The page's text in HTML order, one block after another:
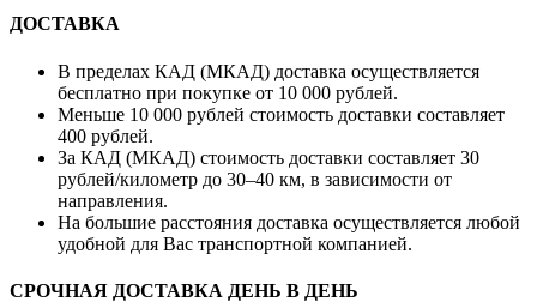
ДОСТАВКА
В пределах КАД (МКАД) доставка осуществляется
бесплатно при покупке от 10 000 рублей.
Меньше 10 000 рублей стоимость доставки составляет
400 рублей.
За КАД (МКАД) стоимость доставки составляет 30
рублей/километр до 30–40 км, в зависимости от
направления.
На большие расстояния доставка осуществляется любой
удобной для Вас транспортной компанией.
СРОЧНАЯ ДОСТАВКА ДЕНЬ В ДЕНЬ